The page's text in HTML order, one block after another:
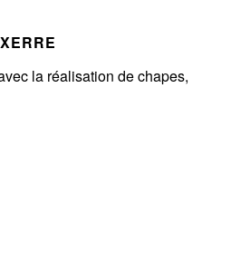
la réalisation de chapes,